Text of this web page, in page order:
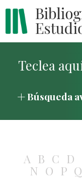
Búsqueda
A B C D
N O P Q